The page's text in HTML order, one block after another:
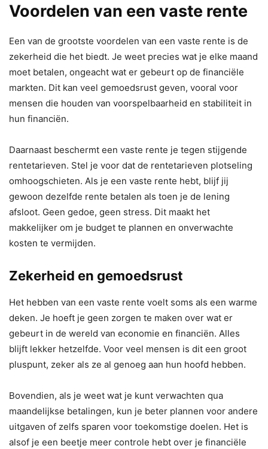
Voordelen van een vaste rente
Een van de grootste voordelen van een vaste rente is de
zekerheid die het biedt. Je weet precies wat je elke maand
moet betalen, ongeacht wat er gebeurt op de financiële
markten. Dit kan veel gemoedsrust geven, vooral voor
mensen die houden van voorspelbaarheid en stabiliteit in
hun financiën.
Daarnaast beschermt een vaste rente je tegen stijgende
rentetarieven. Stel je voor dat de rentetarieven plotseling
omhoogschieten. Als je een vaste rente hebt, blijf jij
gewoon dezelfde rente betalen als toen je de lening
afsloot. Geen gedoe, geen stress. Dit maakt het
makkelijker om je budget te plannen en onverwachte
kosten te vermijden.
Zekerheid en gemoedsrust
Het hebben van een vaste rente voelt soms als een warme
deken. Je hoeft je geen zorgen te maken over wat er
gebeurt in de wereld van economie en financiën. Alles
blijft lekker hetzelfde. Voor veel mensen is dit een groot
pluspunt, zeker als ze al genoeg aan hun hoofd hebben.
Bovendien, als je weet wat je kunt verwachten qua
maandelijkse betalingen, kun je beter plannen voor andere
uitgaven of zelfs sparen voor toekomstige doelen. Het is
alsof je een beetje meer controle hebt over je financiële